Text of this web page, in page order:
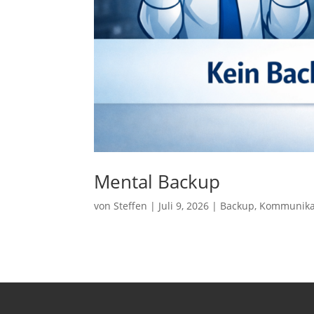
Mental Backup
vonSteffen | Juli 9, 2026 | Backup,